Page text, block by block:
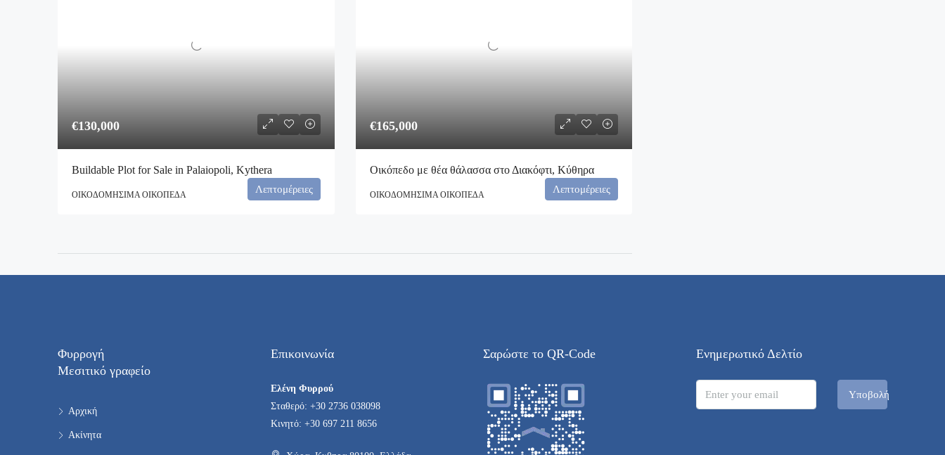
€130,000
Buildable Plot for Sale in Palaiopoli, Kythera
ΟΙΚΟΔΟΜΉΣΙΜΑ ΟΙΚΌΠΕΔΑ Λεπτομέρειες
€165,000
Οικόπεδο με θέα θάλασσα στο Διακόφτι, Κύθηρα
ΟΙΚΟΔΟΜΉΣΙΜΑ ΟΙΚΌΠΕΔΑ Λεπτομέρειες
Φυρρογή
Μεσιτικό γραφείο
Αρχική
Ακίνητα
Επικοινωνία
Ελένη Φυρρού
Σταθερό: +30 2736 038098
Κινητό: +30 697 211 8656
Σαρώστε το QR-Code Ενημερωτικό Δελτίο
Υποβολή